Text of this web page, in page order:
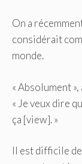
On a
considérait
monde.
« Absolument
« Je veux dire
ça [view]. »
Il est difficile